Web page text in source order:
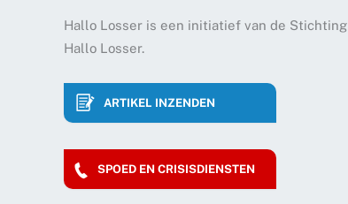
Hallo Losser is een initiatief van de Stichting
Hallo Losser.
ARTIKEL INZENDEN
SPOED EN CRISISDIENSTEN